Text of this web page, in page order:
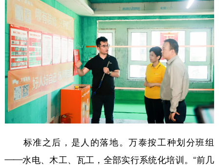
标准之后，是人的落地。万泰按工种划分班组
——水电、木工、瓦工，全部实行系统化培训。“前几